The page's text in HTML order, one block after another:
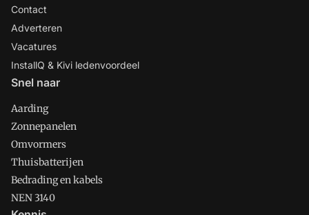
Contact
Adverteren
Vacatures
InstallQ & Kivi ledenvoordeel
Snel naar
Aarding
Zonnepanelen
Omvormers
Thuisbatterijen
Bedrading en kabels
NEN 3140